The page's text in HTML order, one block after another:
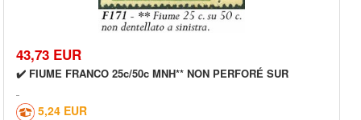
43,73 EUR
✔️ FIUME FRANCO 25c/50c MNH** NON PERFORÉ SUR
5,24 EUR